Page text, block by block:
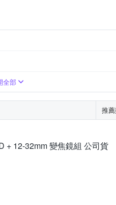
全部
推
+ 12-32mm 變焦鏡組 公司貨